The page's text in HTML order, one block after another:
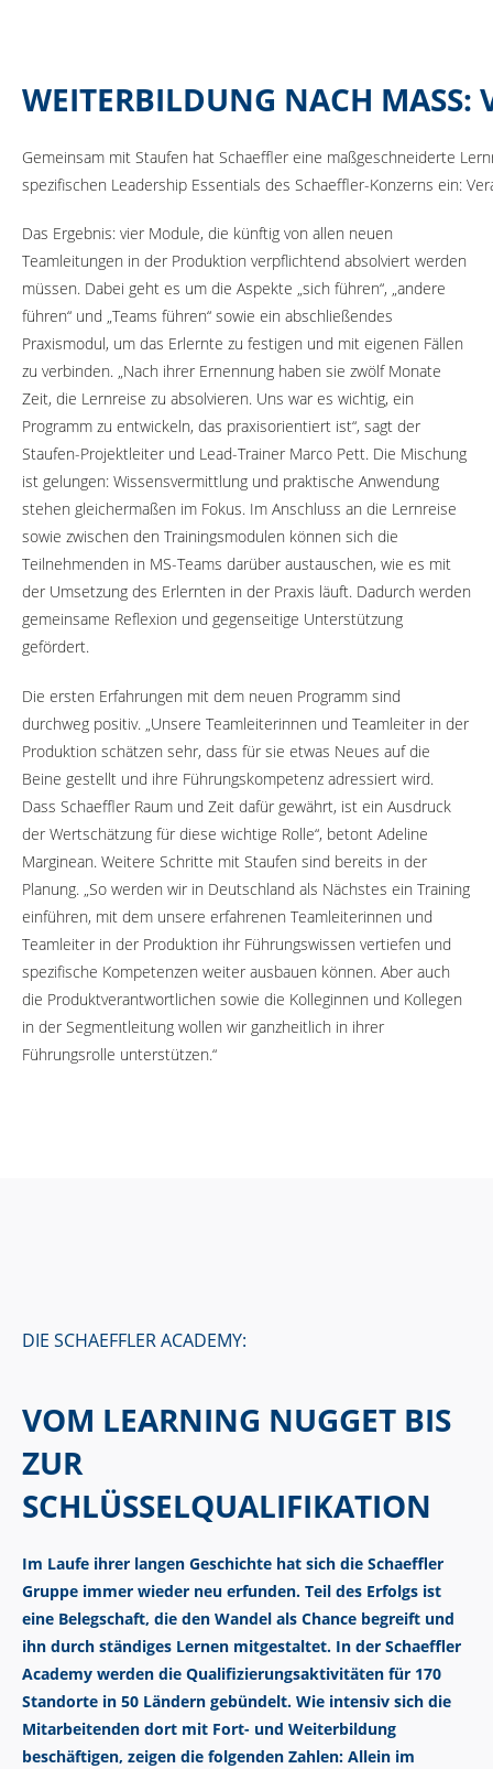
WEITERBILDUNG NACH
Gemeinsam mit Staufen hat Schaeffler eine maßgeschneiderte
spezifischen Leadership Essentials des Schaeffler-Konzerns ein:
Das Ergebnis: vier Module, die künftig von allen neuen
Teamleitungen in der Produktion verpflichtend absolviert werden
müssen. Dabei geht es um die Aspekte „sich führen“, „andere
führen“ und „Teams führen“ sowie ein abschließendes
Praxismodul, um das Erlernte zu festigen und mit eigenen Fällen
zu verbinden. „Nach ihrer Ernennung haben sie zwölf Monate
Zeit, die Lernreise zu absolvieren. Uns war es wichtig, ein
Programm zu entwickeln, das praxisorientiert ist“, sagt der
Staufen-Projektleiter und Lead-Trainer Marco Pett. Die Mischung
ist gelungen: Wissensvermittlung und praktische Anwendung
stehen gleichermaßen im Fokus. Im Anschluss an die Lernreise
sowie zwischen den Trainingsmodulen können sich die
Teilnehmenden in MS-Teams darüber austauschen, wie es mit
der Umsetzung des Erlernten in der Praxis läuft. Dadurch werden
gemeinsame Reflexion und gegenseitige Unterstützung
gefördert.
Die ersten Erfahrungen mit dem neuen Programm sind
durchweg positiv. „Unsere Teamleiterinnen und Teamleiter in der
Produktion schätzen sehr, dass für sie etwas Neues auf die
Beine gestellt und ihre Führungskompetenz adressiert wird.
Dass Schaeffler Raum und Zeit dafür gewährt, ist ein Ausdruck
der Wertschätzung für diese wichtige Rolle“, betont Adeline
Marginean. Weitere Schritte mit Staufen sind bereits in der
Planung. „So werden wir in Deutschland als Nächstes ein Training
einführen, mit dem unsere erfahrenen Teamleiterinnen und
Teamleiter in der Produktion ihr Führungswissen vertiefen und
spezifische Kompetenzen weiter ausbauen können. Aber auch
die Produktverantwortlichen sowie die Kolleginnen und Kollegen
in der Segmentleitung wollen wir ganzheitlich in ihrer
Führungsrolle unterstützen.“
DIE SCHAEFFLER ACADEMY:
VOM LEARNING NUGGET BIS
ZUR
SCHLÜSSELQUALIFIKATION
Im Laufe ihrer langen Geschichte hat sich die Schaeffler
Gruppe immer wieder neu erfunden. Teil des Erfolgs ist
eine Belegschaft, die den Wandel als Chance begreift und
ihn durch ständiges Lernen mitgestaltet. In der Schaeffler
Academy werden die Qualifizierungsaktivitäten für 170
Standorte in 50 Ländern gebündelt. Wie intensiv sich die
Mitarbeitenden dort mit Fort- und Weiterbildung
beschäftigen, zeigen die folgenden Zahlen: Allein im